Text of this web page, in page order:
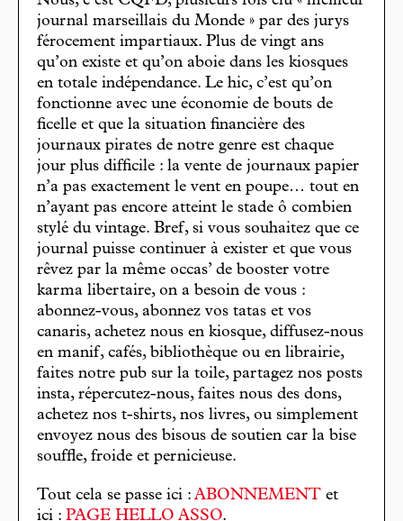
journal marseillais du Monde » par des jurys
férocement impartiaux. Plus de vingt ans
qu’on existe et qu’on aboie dans les kiosques
en totale indépendance. Le hic, c’est qu’on
fonctionne avec une économie de bouts de
ficelle et que la situation financière des
journaux pirates de notre genre est chaque
jour plus difficile : la vente de journaux papier
n’a pas exactement le vent en poupe… tout en
n’ayant pas encore atteint le stade ô combien
stylé du vintage. Bref, si vous souhaitez que ce
journal puisse continuer à exister et que vous
rêvez par la même occas’ de booster votre
karma libertaire, on a besoin de vous :
abonnez-vous, abonnez vos tatas et vos
canaris, achetez nous en kiosque, diffusez-nous
en manif, cafés, bibliothèque ou en librairie,
faites notre pub sur la toile, partagez nos posts
insta, répercutez-nous, faites nous des dons,
achetez nos t-shirts, nos livres, ou simplement
envoyez nous des bisous de soutien car la bise
souffle, froide et pernicieuse.
Tout cela se passe ici : ABONNEMENT et
ici : PAGE HELLO ASSO.